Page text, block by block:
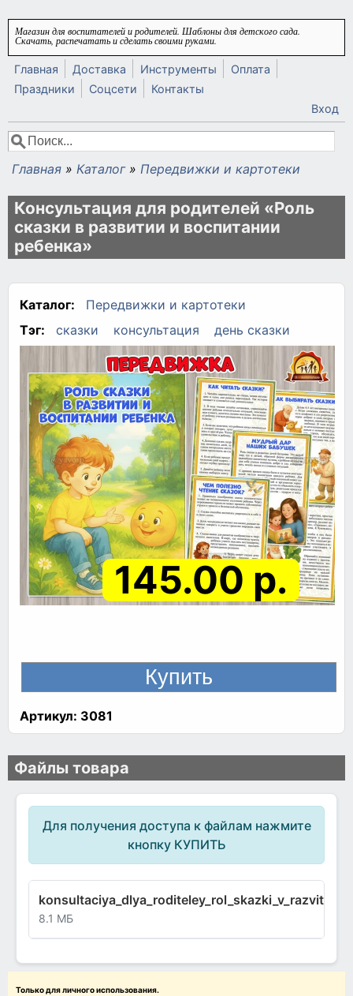
Перейти к основному содержанию
Магазин для воспитателей и родителей. Шаблоны для детского сада.
Скачать, распечатать и сделать своими руками.
Главная Доставка Инструменты
Оплата
Праздники
Соцсети
Контакты
Вход
Форма поиска
Поиск
Вы здесь
Главная » Каталог » Передвижки и картотеки
Консультация для родителей «Роль
сказки в развитии и воспитании
ребенка»
Каталог:
Передвижки и картотеки
Тэг:
сказки консультация день сказки
145.00 р.
Артикул: 3081
Файлы товара
Для получения доступа к файлам нажмите
кнопку КУПИТЬ
8.1 МБ
Только для личного использования.